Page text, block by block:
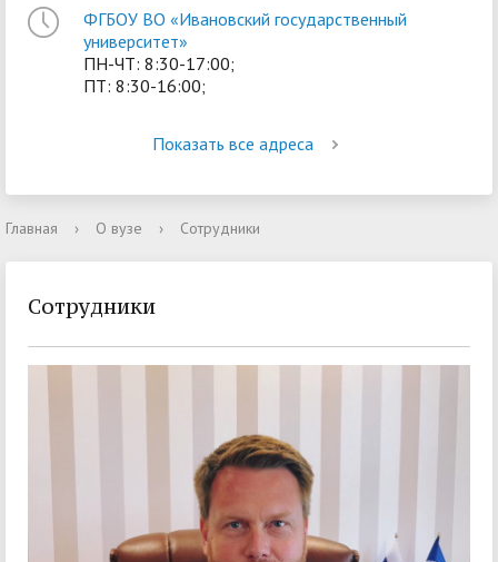
ФГБОУ ВО «Ивановский государственный
университет»
ПН-ЧТ: 8:30-17:00;
ПТ: 8:30-16:00;
Показать все адреса
Главная › О вузе › Сотрудники
Сотрудники